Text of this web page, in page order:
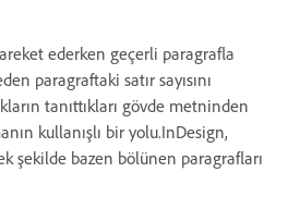
ederken geçerli paragrafla
paragraftaki satır sayısını
tanıttıkları gövde metninden
kullanışlı bir yolu.InDesign,
şekilde bazen bölünen paragrafları